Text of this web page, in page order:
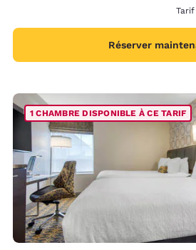
Réserver
1 CHAMBRE DISPONIBLE À CE TARIF